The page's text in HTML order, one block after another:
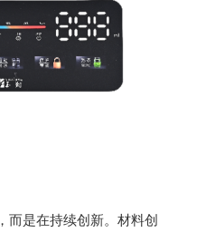
而是在持续创新。材料创